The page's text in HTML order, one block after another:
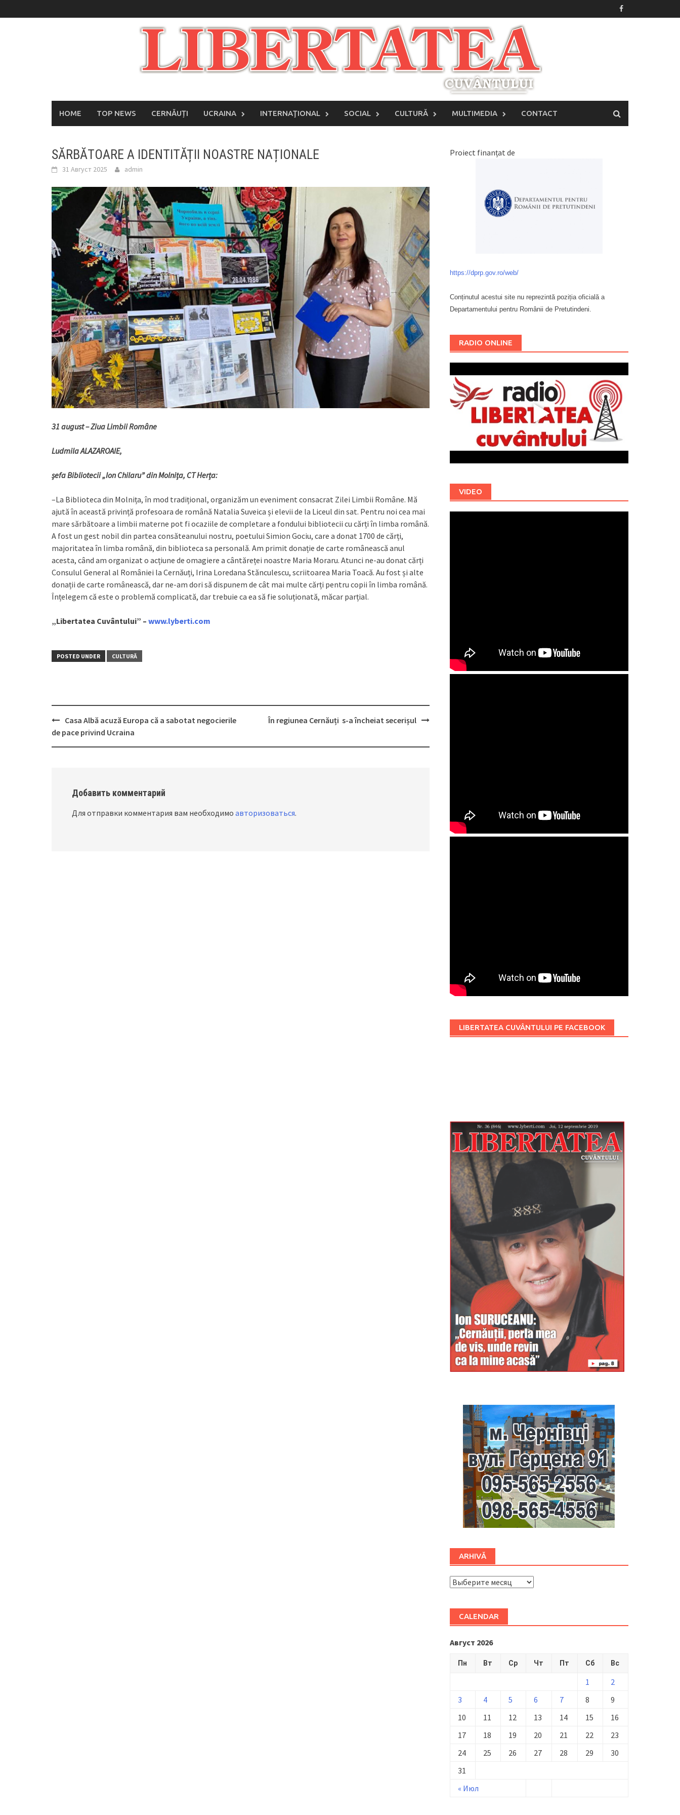
to
HOME TOP NEWS CERNĂUȚI UCRAINA INTERNAŢIONAL SOCIAL CULTURĂ MULTIMEDIA CONTACT
SĂRBĂTOARE A IDENTITĂȚII NOASTRE NAȚIONALE
31 Август 2025 admin
31 august – Ziua Limbii Române
Ludmila ALAZAROAIE,
șefa Bibliotecii „Ion Chilaru” din Molnița, CT Herța:
–La Biblioteca din Molnița, în mod tradițional, organizăm un eveniment consacrat Zilei Limbii Române. Mă
ajută în această privință profesoara de română Natalia Suveica și elevii de la Liceul din sat. Pentru noi cea mai
mare sărbătoare a limbii materne pot fi ocaziile de completare a fondului bibliotecii cu cărți în limba română.
A fost un gest nobil din partea consăteanului nostru, poetului Simion Gociu, care a donat 1700 de cărți,
majoritatea în limba română, din biblioteca sa personală. Am primit donație de carte românească anul
acesta, când am organizat o acțiune de omagiere a cântăreței noastre Maria Moraru. Atunci ne-au donat cărți
Consulul General al României la Cernăuți, Irina Loredana Stănculescu, scriitoarea Maria Toacă. Au fost și alte
donații de carte românească, dar ne-am dori să dispunem de cât mai multe cărți pentru copii în limba română.
Înțelegem că este o problemă complicată, dar trebuie ca ea să fie soluționată, măcar parțial.
„Libertatea Cuvântului” – www.lyberti.com
POSTED UNDER CULTURĂ
Post
navigation
Casa Albă acuză Europa că a sabotat negocierile
de pace privind Ucraina
În regiunea Cernăuți s-a încheiat secerișul
Добавить комментарий
Для отправки комментария вам необходимо авторизоваться.
Proiect finanțat de
https://dprp.gov.ro/web/
Conținutul acestui site nu reprezintă poziția oficială a
Departamentului pentru Românii de Pretutindeni.
RADIO ONLINE
VIDEO
LIBERTATEA CUVÂNTULUI PE FACEBOOK
ARHIVĂ
ARHIVĂ
CALENDAR
Август 2026
Пн Вт Ср Чт Пт Сб Вс
« Июл
1
2
3
4 5 6 7 8
9
10
11 12 13 14 15
16
17
18 19 20 21 22
23
24
25 26 27 28 29
30
31